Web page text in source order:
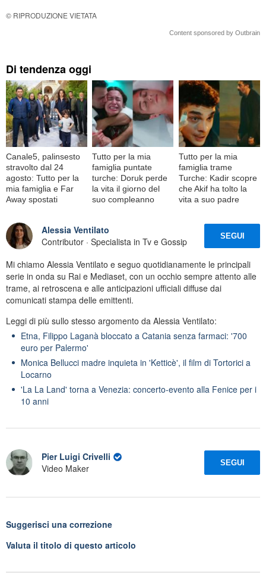
© RIPRODUZIONE VIETATA
Content sponsored by Outbrain
Di tendenza oggi
Canale5, palinsesto
stravolto dal 24
agosto: Tutto per la
mia famiglia e Far
Away spostati
Tutto per la mia
famiglia puntate
turche: Doruk perde
la vita il giorno del
suo compleanno
Tutto per la mia
famiglia trame
Turche: Kadir scopre
che Akif ha tolto la
vita a suo padre
Alessia Ventilato
Contributor · Specialista in Tv e Gossip
SEGUI
Mi chiamo Alessia Ventilato e seguo quotidianamente le principali
serie in onda su Rai e Mediaset, con un occhio sempre attento alle
trame, ai retroscena e alle anticipazioni ufficiali diffuse dai
comunicati stampa delle emittenti.
Leggi di più sullo stesso argomento da Alessia Ventilato:
Etna, Filippo Laganà bloccato a Catania senza farmaci: '700
euro per Palermo'
Monica Bellucci madre inquieta in 'Ketticè', il film di Tortorici a
Locarno
'La La Land' torna a Venezia: concerto-evento alla Fenice per i
10 anni
Pier Luigi Crivelli
Video Maker
SEGUI
Suggerisci una correzione
Valuta il titolo di questo articolo